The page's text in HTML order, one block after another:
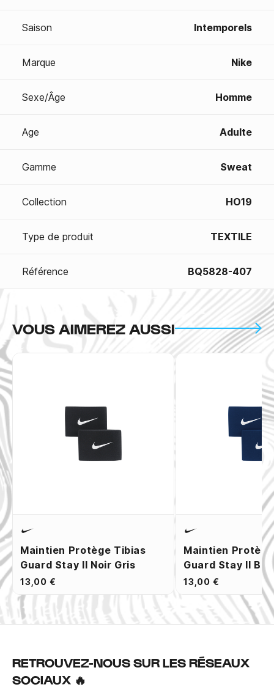
Saison Intemporels
Marque Nike
Sexe/Âge Homme
Age Adulte
Gamme Sweat
Collection HO19
Type de produit TEXTILE
Référence BQ5828-407
VOUS AIMEREZ AUSSI
Maintien Protège Tibias
Guard Stay II Noir Gris
13,00 €
Maintien
Guard Stay II
13,00 €
RETROUVEZ-NOUS SUR LES RÉSEAUX
SOCIAUX 🔥